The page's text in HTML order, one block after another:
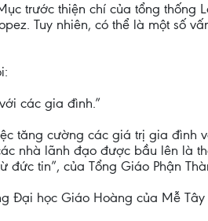
trước thiện chí của tổng thống
Tuy nhiên, có thể là một số
các gia đình.”
tăng cường các giá trị gia
nhà lãnh đạo được bầu lên là
tin”, của Tổng Giáo Phận
Đại học Giáo Hoàng của Mễ